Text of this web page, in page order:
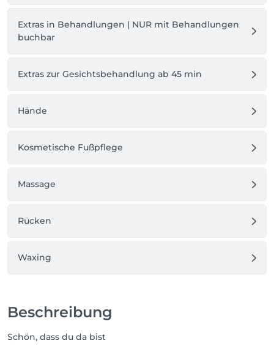
Extras in Behandlungen | NUR mit Behandlungen
buchbar
Extras zur Gesichtsbehandlung ab 45 min
Hände
Kosmetische Fußpflege
Massage
Rücken
Waxing
Beschreibung
Schön, dass du da bist